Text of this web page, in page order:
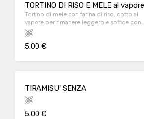
TORTINO DI RISO E MELE al vapore
Tortino di mele con farina di riso, cotto al
vapore per rimanere leggero e soffice con
profumi di cannella e scorzetta d'arancia.
Adatto intolleranti al glutine e al lattosio
5.00 €
TIRAMISU' SENZA
5.00 €